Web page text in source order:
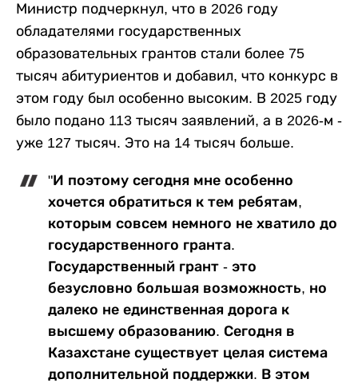
Министр подчеркнул, что в 2026 году
обладателями государственных
образовательных грантов стали более 75
тысяч абитуриентов и добавил, что конкурс в
этом году был особенно высоким. В 2025 году
было подано 113 тысяч заявлений, а в 2026-м -
уже 127 тысяч. Это на 14 тысяч больше.
"И поэтому сегодня мне особенно
хочется обратиться к тем ребятам,
которым совсем немного не хватило до
государственного гранта.
Государственный грант - это
безусловно большая возможность, но
далеко не единственная дорога к
высшему образованию. Сегодня в
Казахстане существует целая система
дополнительной поддержки. В этом